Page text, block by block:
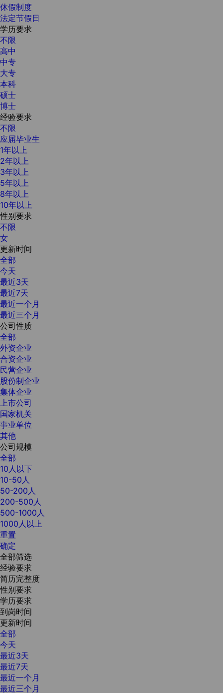
休假制度
法定节假日
学历要求
不限
高中
中专
大专
本科
硕士
博士
经验要求
不限
应届毕业生
1年以上
2年以上
3年以上
5年以上
8年以上
10年以上
性别要求
不限
女
更新时间
全部
今天
最近3天
最近7天
最近一个月
最近三个月
公司性质
全部
外资企业
合资企业
民营企业
股份制企业
集体企业
上市公司
国家机关
事业单位
其他
公司规模
全部
10人以下
10-50人
50-200人
200-500人
500-1000人
1000人以上
重置
确定
全部筛选
经验要求
简历完整度
性别要求
学历要求
到岗时间
更新时间
全部
今天
最近3天
最近7天
最近一个月
最近三个月